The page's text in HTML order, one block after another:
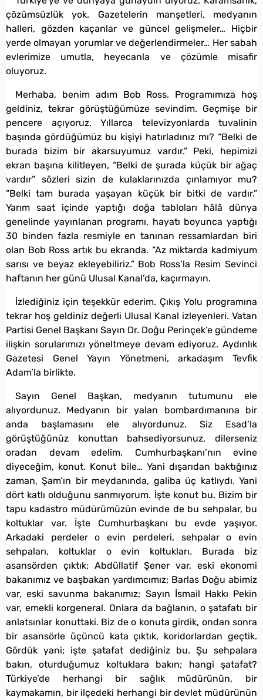
çözümsüzlük yok. Gazetelerin manşetleri, medyanın
halleri, gözden kaçanlar ve güncel gelişmeler… Hiçbir
yerde olmayan yorumlar ve değerlendirmeler… Her sabah
evlerimize umutla, heyecanla ve çözümle misafir
oluyoruz.
Merhaba, benim adım Bob Ross. Programımıza hoş
geldiniz, tekrar görüştüğümüze sevindim. Geçmişe bir
pencere açıyoruz. Yıllarca televizyonlarda tuvalinin
başında gördüğümüz bu kişiyi hatırladınız mı? “Belki de
burada bizim bir akarsuyumuz vardır.” Peki, hepimizi
ekran başına kilitleyen, “Belki de şurada küçük bir ağaç
vardır” sözleri sizin de kulaklarınızda çınlamıyor mu?
“Belki tam burada yaşayan küçük bir bitki de vardır.”
Yarım saat içinde yaptığı doğa tabloları hâlâ dünya
genelinde yayınlanan programı, hayatı boyunca yaptığı
30 binden fazla resmiyle en tanınan ressamlardan biri
olan Bob Ross artık bu ekranda. “Az miktarda kadmiyum
sarısı ve beyaz ekleyebiliriz.” Bob Ross’la Resim Sevinci
haftanın her günü Ulusal Kanal’da, kaçırmayın.
İzlediğiniz için teşekkür ederim. Çıkış Yolu programına
tekrar hoş geldiniz değerli Ulusal Kanal izleyenleri. Vatan
Partisi Genel Başkanı Sayın Dr. Doğu Perinçek’e gündeme
ilişkin sorularımızı yöneltmeye devam ediyoruz. Aydınlık
Gazetesi Genel Yayın Yönetmeni, arkadaşım Tevfik
Adam’la birlikte.
Sayın Genel Başkan, medyanın tutumunu ele
alıyordunuz. Medyanın bir yalan bombardımanına bir
anda başlamasını ele alıyordunuz. Siz Esad’la
görüştüğünüz konuttan bahsediyorsunuz, dilerseniz
oradan devam edelim. Cumhurbaşkanı’nın evine
diyeceğim, konut. Konut bile… Yani dışarıdan baktığınız
zaman, Şam’ın bir meydanında, galiba üç katlıydı. Yani
dört katlı olduğunu sanmıyorum. İşte konut bu. Bizim bir
tapu kadastro müdürümüzün evinde de bu sehpalar, bu
koltuklar var. İşte Cumhurbaşkanı bu evde yaşıyor.
Arkadaki perdeler o evin perdeleri, sehpalar o evin
sehpaları, koltuklar o evin koltukları. Burada biz
asansörden çıktık; Abdüllatif Şener var, eski ekonomi
bakanımız ve başbakan yardımcımız; Barlas Doğu abimiz
var, eski savunma bakanımız; Sayın İsmail Hakkı Pekin
var, emekli korgeneral. Onlara da bağlanın, o şatafatı bir
anlatsınlar konuttaki. Biz de o konuta girdik, ondan sonra
bir asansörle üçüncü kata çıktık, koridorlardan geçtik.
Gördük yani; işte şatafat dediğiniz bu. Şu sehpalara
bakın, oturduğumuz koltuklara bakın; hangi şatafat?
Türkiye’de herhangi bir sağlık müdürünün, bir
kaymakamın, bir ilçedeki herhangi bir devlet müdürünün